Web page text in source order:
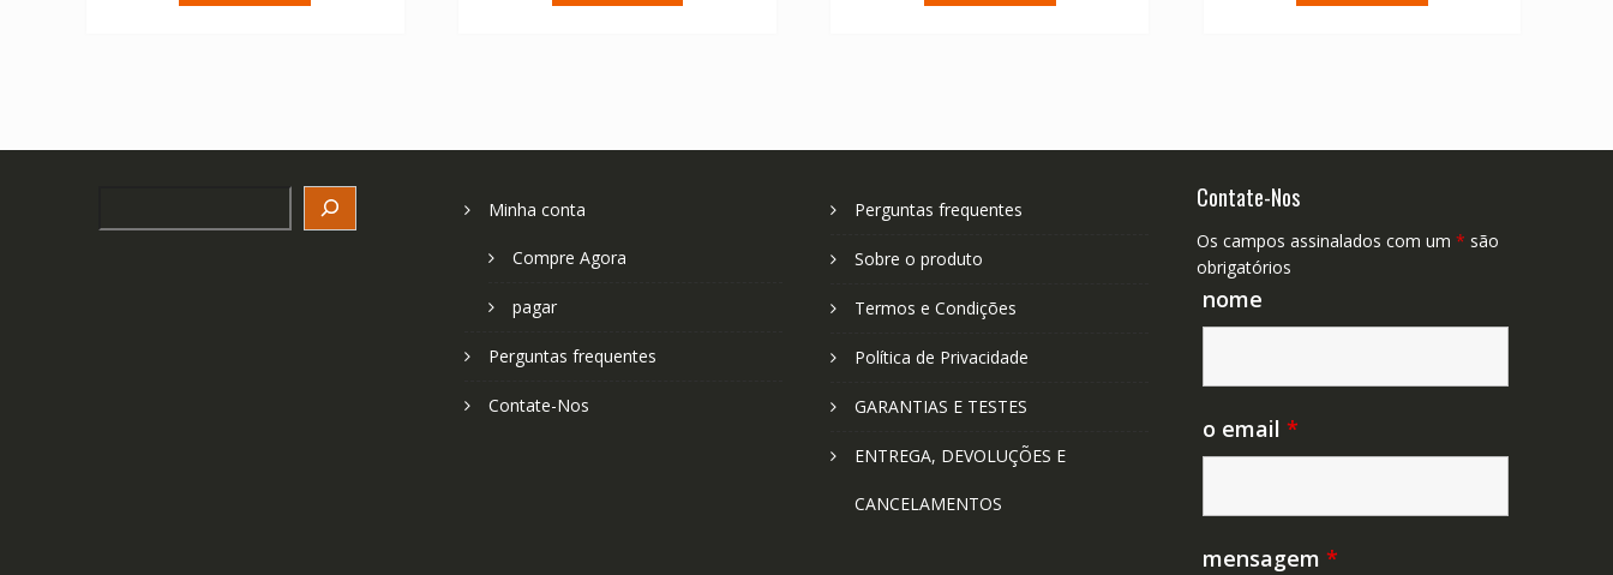
Minha conta
Compre Agora
pagar
Perguntas frequentes
Contate-Nos
Perguntas frequentes
Sobre o produto
Termos e Condições
Política de Privacidade
GARANTIAS E TESTES
ENTREGA, DEVOLUÇÕES E
CANCELAMENTOS
Contate-Nos
Os campos assinalados com um * são
obrigatórios
nome
o email *
mensagem *